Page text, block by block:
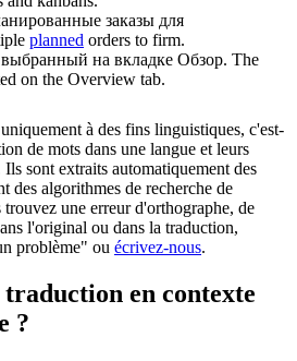
заказы для
planned orders to firm.
выбранный на вкладке Обзор. The
on the Overview tab.
à des fins linguistiques, c'est-
de mots dans une langue et leurs
sont extraits automatiquement des
des algorithmes de recherche de
une erreur d'orthographe, de
l'original ou dans la traduction,
problème" ou écrivez-nous.
traduction en contexte
?